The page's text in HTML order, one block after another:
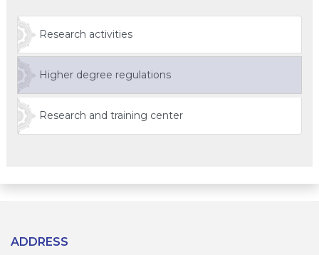
Research activities
Higher degree regulations
Research and training center
ADDRESS